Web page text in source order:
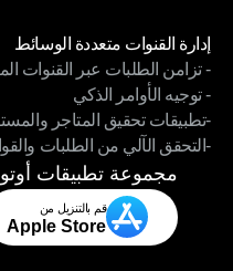
إدارة القنوات متعددة الوسائط
إدارة القنوات متعددة الوسائط
- تزامن الطلبات عبر القنوات
- تزامن الطلبات عبر القنوات
- توجيه الأوامر الذكي
- توجيه الأوامر الذكي
-تطبيقات تحقيق المتاجر
-تطبيقات تحقيق المتاجر
-التحقق الآلي من الطلبات
-التحقق الآلي من الطلبات
مجموعة تطبيقات أوتو
قم بالتنزيل من
Apple Store